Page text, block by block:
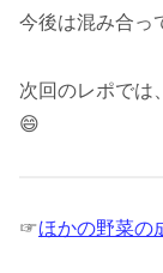
今後は混み合っ
次回のレポでは、
😄
☞ほかの野菜の